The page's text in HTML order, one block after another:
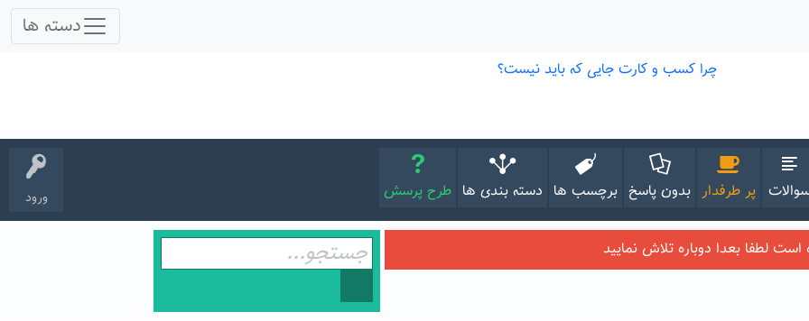
ورود پر طرفدار بدون پاسخ برچسب ها دسته بندی ها طرح پرسش
لطفا بعدا دوباره تلاش نمایید